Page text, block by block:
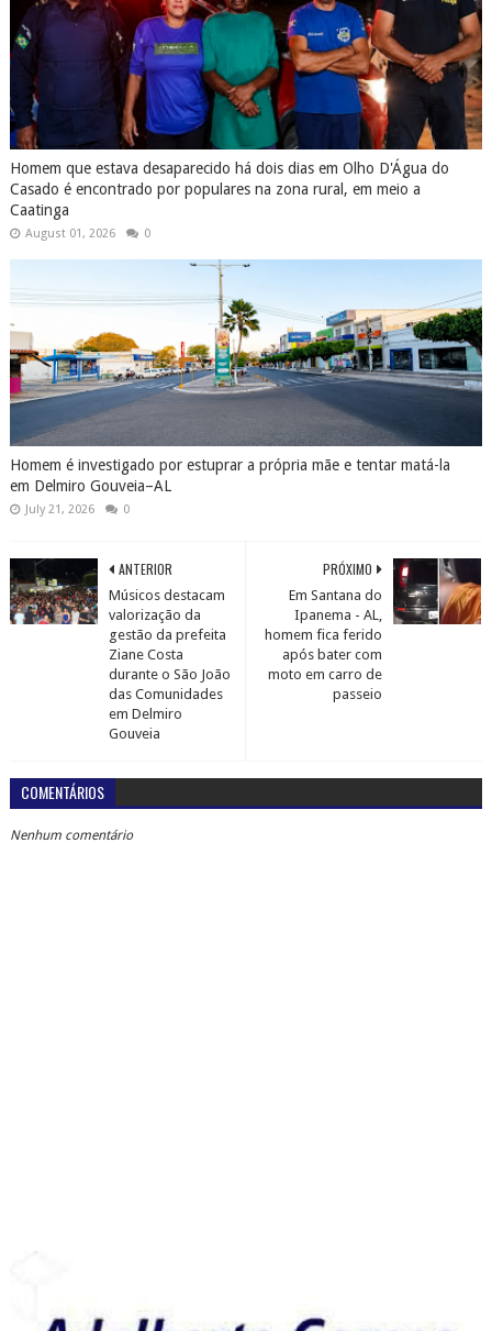
Homem que estava desaparecido há dois dias em Olho D'Água do
Casado é encontrado por populares na zona rural, em meio a
Caatinga
August 01, 2026 0
Homem é investigado por estuprar a própria mãe e tentar matá-la
em Delmiro Gouveia–AL
July 21, 2026 0
PRÓXIMO
Em Santana do
Ipanema - AL,
homem fica ferido
após bater com
moto em carro de
passeio
ANTERIOR
Músicos destacam
valorização da
gestão da prefeita
Ziane Costa
durante o São João
das Comunidades
em Delmiro
Gouveia
COMENTÁRIOS
Nenhum comentário